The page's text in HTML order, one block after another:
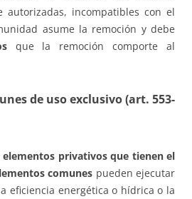
autorizadas, incompatibles con el
asume la remoción y debe
que la remoción comporte al
de uso exclusivo (art. 553-
elementos privativos que tienen el
comunes pueden ejecutar
eficiencia energética o hídrica o la